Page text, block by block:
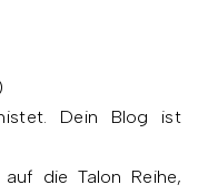
Dein Blog ist
die Talon Reihe,